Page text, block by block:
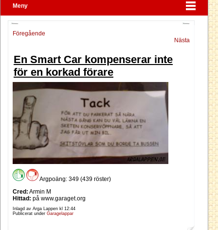
Meny
Föregående
Nästa
En Smart Car kompenserar inte
för en korkad förare
Argpoäng: 349 (439 röster)
Cred: Armin M
Hittad: på www.garaget.org
Inlagd av Arga Lappen kl 12:44
Publicerat under Garagelappar